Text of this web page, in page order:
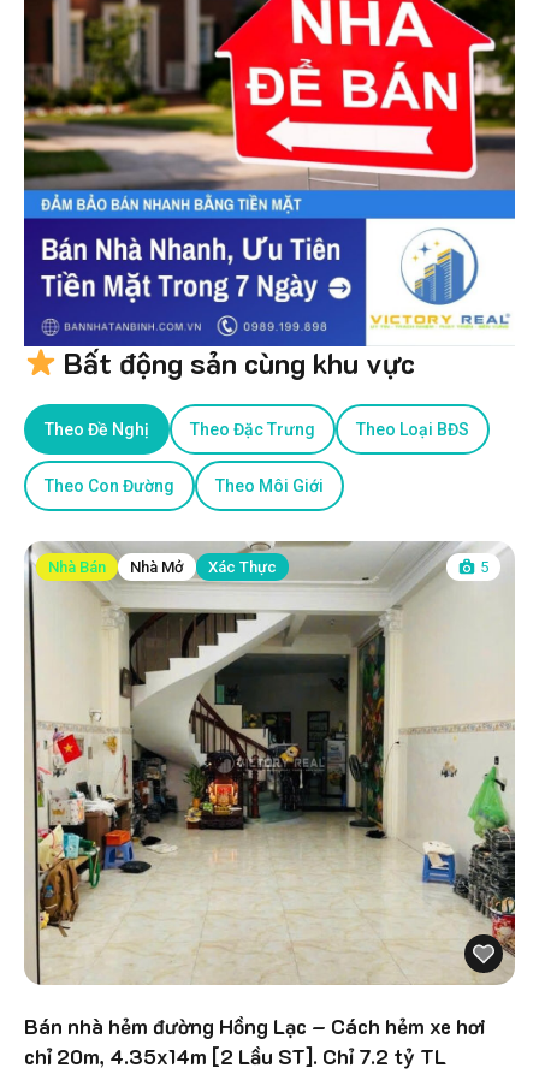
Bất động sản cùng khu vực
Theo Đề Nghị Theo Đặc Trưng Theo Loại BĐS
Theo Con Đường Theo Môi Giới
Nhà Bán Nhà Mở Xác Thực 5
Bán nhà hẻm đường Hồng Lạc – Cách hẻm xe hơi
chỉ 20m, 4.35x14m [2 Lầu ST]. Chỉ 7.2 tỷ TL